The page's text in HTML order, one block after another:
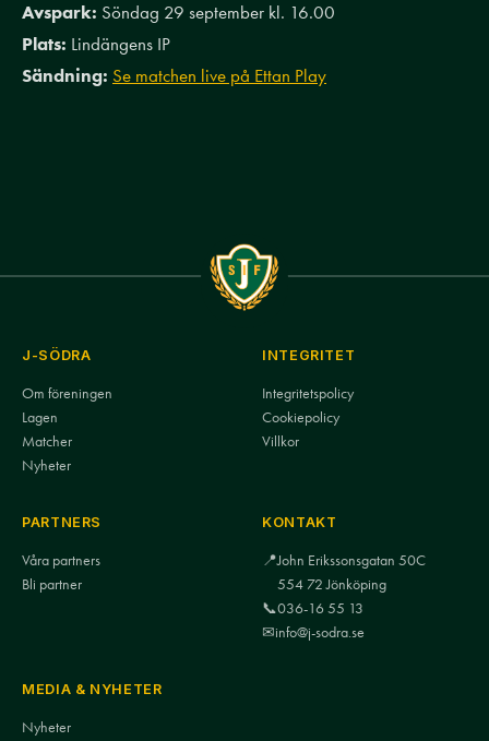
Avspark: Söndag 29 september kl. 16.00
Plats: Lindängens IP
Sändning: Se matchen live på Ettan Play
J-SÖDRA
Om föreningen
Lagen
Matcher
Nyheter
INTEGRITET
Integritetspolicy
Cookiepolicy
Villkor
PARTNERS
Våra partners
Bli partner
KONTAKT
📍John Erikssonsgatan 50C
554 72 Jönköping
📞036-16 55 13
✉info@j-sodra.se
MEDIA & NYHETER
Nyheter